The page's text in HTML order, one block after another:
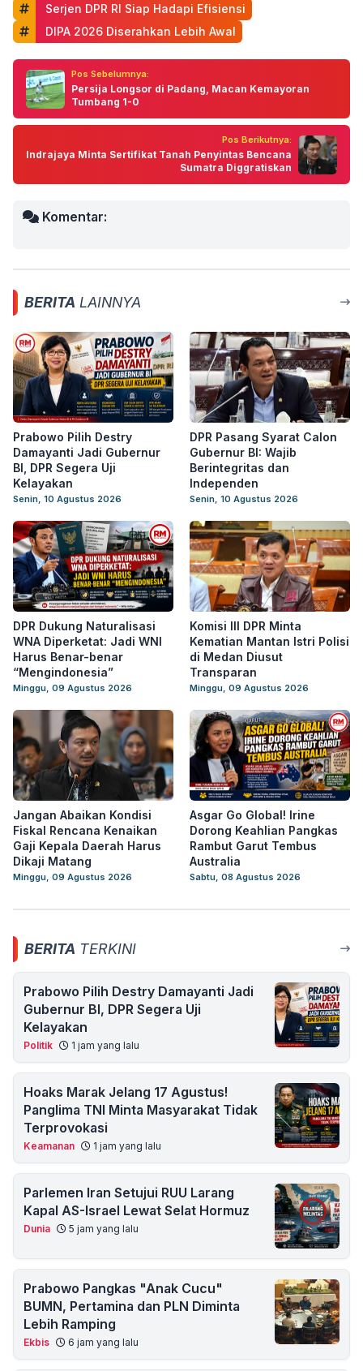
Serjen DPR RI Siap Hadapi Efisiensi
DIPA 2026 Diserahkan Lebih Awal
Pos Sebelumnya:
Persija Longsor di Padang, Macan Kemayoran
Tumbang 1-0
Pos Berikutnya:
Indrajaya Minta Sertifikat Tanah Penyintas Bencana
Sumatra Diggratiskan
Komentar:
BERITA LAINNYA
Prabowo Pilih Destry
Damayanti Jadi Gubernur
BI, DPR Segera Uji
Kelayakan
Senin, 10 Agustus 2026
DPR Pasang Syarat Calon
Gubernur BI: Wajib
Berintegritas dan
Independen
Senin, 10 Agustus 2026
DPR Dukung Naturalisasi
WNA Diperketat: Jadi WNI
Harus Benar-benar
“Mengindonesia”
Minggu, 09 Agustus 2026
Komisi III DPR Minta
Kematian Mantan Istri Polisi
di Medan Diusut
Transparan
Minggu, 09 Agustus 2026
Jangan Abaikan Kondisi
Fiskal Rencana Kenaikan
Gaji Kepala Daerah Harus
Dikaji Matang
Minggu, 09 Agustus 2026
Asgar Go Global! Irine
Dorong Keahlian Pangkas
Rambut Garut Tembus
Australia
Sabtu, 08 Agustus 2026
BERITA TERKINI
Prabowo Pilih Destry Damayanti Jadi
Gubernur BI, DPR Segera Uji
Kelayakan
Politik 1 jam yang lalu
Hoaks Marak Jelang 17 Agustus!
Panglima TNI Minta Masyarakat Tidak
Terprovokasi
Keamanan 1 jam yang lalu
Parlemen Iran Setujui RUU Larang
Kapal AS-Israel Lewat Selat Hormuz
Dunia 5 jam yang lalu
Prabowo Pangkas "Anak Cucu"
BUMN, Pertamina dan PLN Diminta
Lebih Ramping
Ekbis 6 jam yang lalu